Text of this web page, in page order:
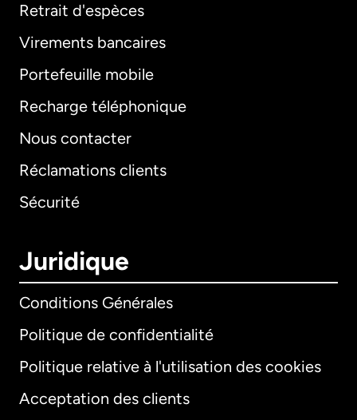
Retrait d'espèces
Virements bancaires
Portefeuille mobile
Recharge téléphonique
Nous contacter
Réclamations clients
Sécurité
Juridique
Conditions Générales
Politique de confidentialité
Politique relative à l'utilisation des cookies
Acceptation des clients